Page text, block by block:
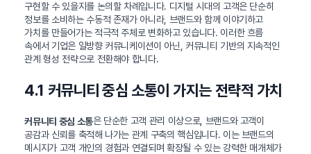
구현할 수 있을지를 논의할 차례입니다. 디지털 시대의 고객은 단순히
정보를 소비하는 수동적 존재가 아니라, 브랜드와 함께 이야기하고
가치를 만들어가는 적극적 주체로 변화하고 있습니다. 이러한 흐름
속에서 기업은 일방향 커뮤니케이션이 아닌, 커뮤니티 기반의 지속적인
관계 형성 전략으로 전환해야 합니다.
4.1 커뮤니티 중심 소통이 가지는 전략적 가치
커뮤니티 중심 소통은 단순한 고객 관리 이상으로, 브랜드와 고객이
공감과 신뢰를 축적해 나가는 관계 구축의 핵심입니다. 이는 브랜드의
메시지가 고객 개인의 경험과 연결되며 확장될 수 있는 강력한 매개체가